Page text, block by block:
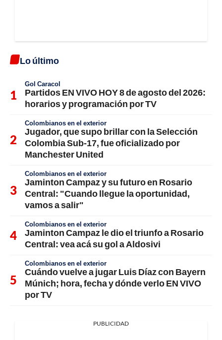
Lo último
Gol Caracol
Partidos EN VIVO HOY 8 de agosto del 2026:
horarios y programación por TV
Colombianos en el exterior
Jugador, que supo brillar con la Selección
Colombia Sub-17, fue oficializado por
Manchester United
Colombianos en el exterior
Jaminton Campaz y su futuro en Rosario
Central: "Cuando llegue la oportunidad,
vamos a salir"
Colombianos en el exterior
Jaminton Campaz le dio el triunfo a Rosario
Central: vea acá su gol a Aldosivi
Colombianos en el exterior
Cuándo vuelve a jugar Luis Díaz con Bayern
Múnich; hora, fecha y dónde verlo EN VIVO
por TV
PUBLICIDAD